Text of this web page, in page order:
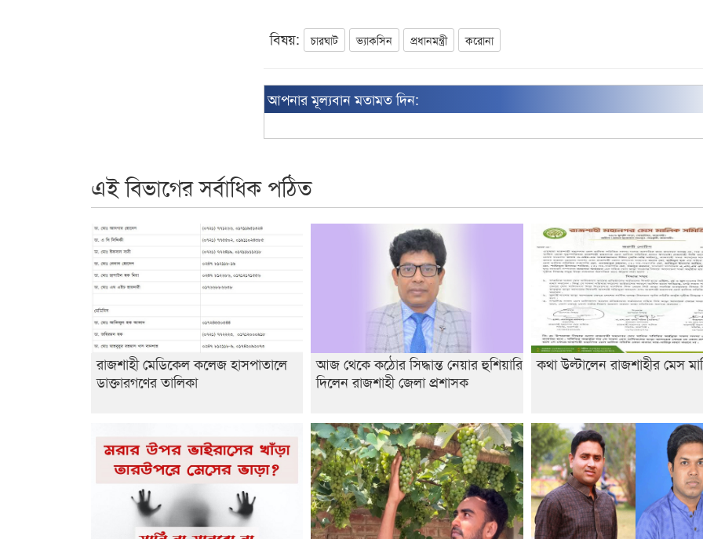
বিষয়: চারঘাট ভ্যাকসিন প্রধানমন্ত্রী করোনা
আপনার মূল্যবান মতামত দিন:
এই বিভাগের সর্বাধিক পঠিত
রাজশাহী মেডিকেল কলেজ হাসপাতালে
ডাক্তারগণের তালিকা
আজ থেকে কঠোর সিদ্ধান্ত নেয়ার হুশিয়ারি
দিলেন রাজশাহী জেলা প্রশাসক
কথা উল্টালেন রাজশাহীর মেস